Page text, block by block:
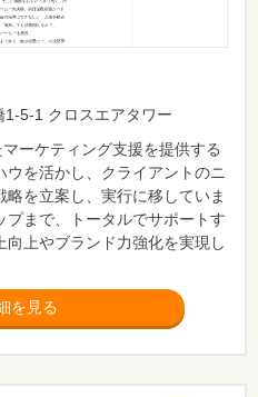
5-1 クロスエアタワー
ーケティング支援を提供する
を活かし、クライアントのニ
を立案し、実行に移していま
まで、トータルでサポートす
上やブランド力強化を実現し
を見る